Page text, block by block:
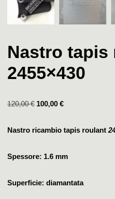
Nastro tapis
2455×430
120,00€ 100,00 €
Nastro ricambio tapis roulant
Spessore: 1.6 mm
Superficie: diamantata